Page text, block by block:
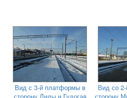
Вид с 3-й платформы в
сторону Лиды и Гудогая
Вид со
сторону